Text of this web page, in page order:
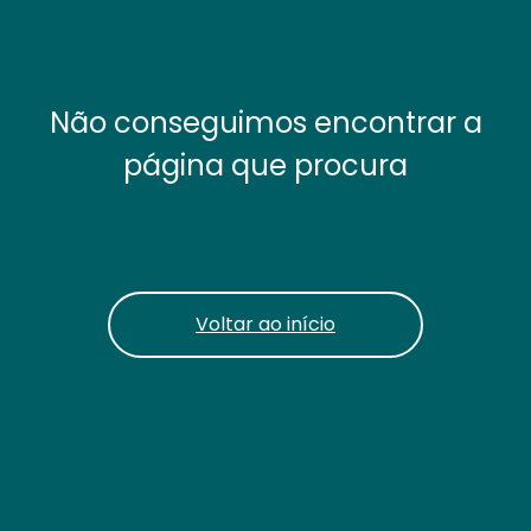
Não conseguimos encontrar a
página que procura
Voltar ao início